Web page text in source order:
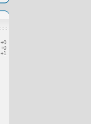
+0
+0
+1